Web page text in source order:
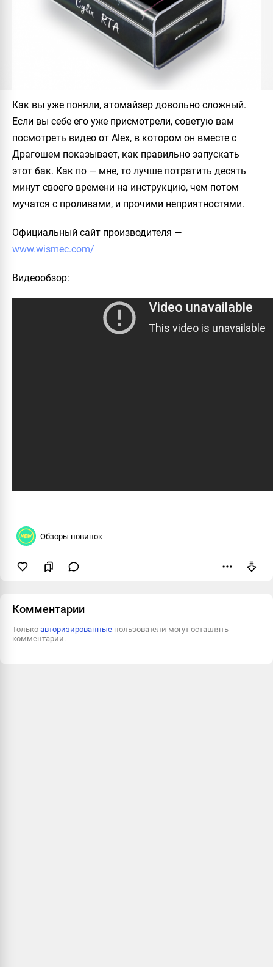
Как вы уже поняли, атомайзер довольно сложный.
Если вы себе его уже присмотрели, советую вам
посмотреть видео от Alex, в котором он вместе с
Драгошем показывает, как правильно запускать
этот бак. Как по — мне, то лучше потратить десять
минут своего времени на инструкцию, чем потом
мучатся с проливами, и прочими неприятностями.
Официальный сайт производителя —
www.wismec.com/
Видеообзор:
Обзоры новинок
Комментарии
Только авторизированные пользователи могут оставлять
комментарии.